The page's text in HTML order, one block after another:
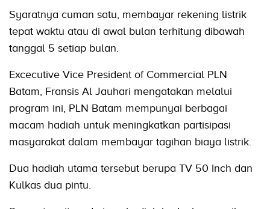
Syaratnya cuman satu, membayar rekening listrik
tepat waktu atau di awal bulan terhitung dibawah
tanggal 5 setiap bulan.
Excecutive Vice President of Commercial PLN
Batam, Fransis Al Jauhari mengatakan melalui
program ini, PLN Batam mempunyai berbagai
macam hadiah untuk meningkatkan partisipasi
masyarakat dalam membayar tagihan biaya listrik.
Dua hadiah utama tersebut berupa TV 50 Inch dan
Kulkas dua pintu.